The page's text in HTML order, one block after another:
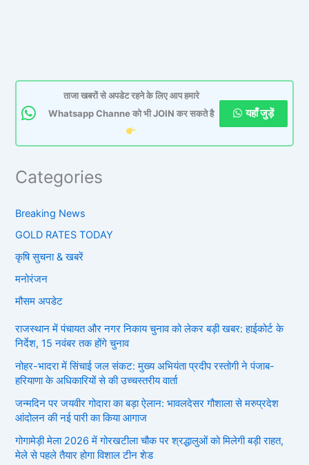
ताजा खबरों से अपडेट रहने के लिए आप हमारे
Whatsapp Channe को भी JOIN कर सकते है
यहाँ जुड़ें
Categories
Breaking News
GOLD RATES TODAY
कृषि सुचना & खबरें
मनोरंजन
मौसम अपडेट
राजस्थान में पंचायत और नगर निकाय चुनाव को लेकर बड़ी खबर: हाईकोर्ट के
निर्देश, 15 नवंबर तक होंगे चुनाव
नोहर-भादरा में सिंचाई जल संकट: मुख्य अभियंता प्रदीप रस्तोगी ने पंजाब-
हरियाणा के अधिकारियों से की उच्चस्तरीय वार्ता
जन्मदिन पर जयवीर गोदारा का बड़ा ऐलान: भावलदेसर गौशाला से मरुप्रदेश
आंदोलन की नई पारी का किया आगाज
गोगामेड़ी मेला 2026 में गोरखटीला चौक पर श्रद्धालुओं को मिलेगी बड़ी राहत,
मेले से पहले तैयार होगा विशाल टीन शेड